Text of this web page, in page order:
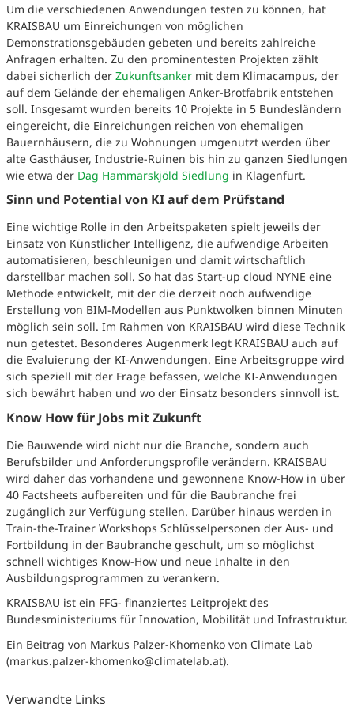
Um die verschiedenen Anwendungen testen zu können, hat
KRAISBAU um Einreichungen von möglichen
Demonstrationsgebäuden gebeten und bereits zahlreiche
Anfragen erhalten. Zu den prominentesten Projekten zählt
dabei sicherlich der Zukunftsanker mit dem Klimacampus, der
auf dem Gelände der ehemaligen Anker-Brotfabrik entstehen
soll. Insgesamt wurden bereits 10 Projekte in 5 Bundesländern
eingereicht, die Einreichungen reichen von ehemaligen
Bauernhäusern, die zu Wohnungen umgenutzt werden über
alte Gasthäuser, Industrie-Ruinen bis hin zu ganzen Siedlungen
wie etwa der Dag Hammarskjöld Siedlung in Klagenfurt.
Sinn und Potential von KI auf dem Prüfstand
Eine wichtige Rolle in den Arbeitspaketen spielt jeweils der
Einsatz von Künstlicher Intelligenz, die aufwendige Arbeiten
automatisieren, beschleunigen und damit wirtschaftlich
darstellbar machen soll. So hat das Start-up cloud NYNE eine
Methode entwickelt, mit der die derzeit noch aufwendige
Erstellung von BIM-Modellen aus Punktwolken binnen Minuten
möglich sein soll. Im Rahmen von KRAISBAU wird diese Technik
nun getestet. Besonderes Augenmerk legt KRAISBAU auch auf
die Evaluierung der KI-Anwendungen. Eine Arbeitsgruppe wird
sich speziell mit der Frage befassen, welche KI-Anwendungen
sich bewährt haben und wo der Einsatz besonders sinnvoll ist.
Know How für Jobs mit Zukunft
Die Bauwende wird nicht nur die Branche, sondern auch
Berufsbilder und Anforderungsprofile verändern. KRAISBAU
wird daher das vorhandene und gewonnene Know-How in über
40 Factsheets aufbereiten und für die Baubranche frei
zugänglich zur Verfügung stellen. Darüber hinaus werden in
Train-the-Trainer Workshops Schlüsselpersonen der Aus- und
Fortbildung in der Baubranche geschult, um so möglichst
schnell wichtiges Know-How und neue Inhalte in den
Ausbildungsprogrammen zu verankern.
KRAISBAU ist ein FFG- finanziertes Leitprojekt des
Bundesministeriums für Innovation, Mobilität und Infrastruktur.
Ein Beitrag von Markus Palzer-Khomenko von Climate Lab
(markus.palzer-khomenko@climatelab.at).
Verwandte Links